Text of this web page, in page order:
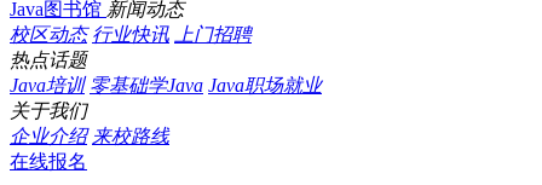
Java图书馆 新闻动态
校区动态 行业快讯
上门招聘
热点话题
Java培训 零基础学Java Java职场就业
关于我们
企业介绍 来校路线
在线报名